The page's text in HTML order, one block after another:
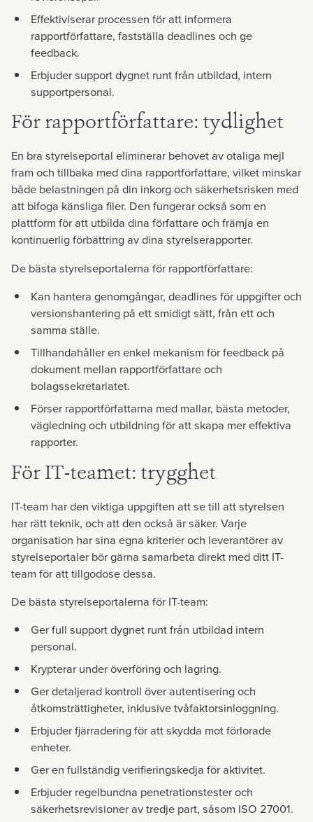
Effektiviserar processen för att informera
rapportförfattare, fastställa deadlines och ge
feedback.
Erbjuder support dygnet runt från utbildad, intern
supportpersonal.
För rapportförfattare: tydlighet
En bra styrelseportal eliminerar behovet av otaliga mejl
fram och tillbaka med dina rapportförfattare, vilket minskar
både belastningen på din inkorg och säkerhetsrisken med
att bifoga känsliga filer. Den fungerar också som en
plattform för att utbilda dina författare och främja en
kontinuerlig förbättring av dina styrelserapporter.
De bästa styrelseportalerna för rapportförfattare:
Kan hantera genomgångar, deadlines för uppgifter och
versionshantering på ett smidigt sätt, från ett och
samma ställe.
Tillhandahåller en enkel mekanism för feedback på
dokument mellan rapportförfattare och
bolagssekretariatet.
Förser rapportförfattarna med mallar, bästa metoder,
vägledning och utbildning för att skapa mer effektiva
rapporter.
För IT-teamet: trygghet
IT-team har den viktiga uppgiften att se till att styrelsen
har rätt teknik, och att den också är säker. Varje
organisation har sina egna kriterier och leverantörer av
styrelseportaler bör gärna samarbeta direkt med ditt IT-
team för att tillgodose dessa.
De bästa styrelseportalerna för IT-team:
Ger full support dygnet runt från utbildad intern
personal.
Krypterar under överföring och lagring.
Ger detaljerad kontroll över autentisering och
åtkomsträttigheter, inklusive tvåfaktorsinloggning.
Erbjuder fjärradering för att skydda mot förlorade
enheter.
Ger en fullständig verifieringskedja för aktivitet.
Erbjuder regelbundna penetrationstester och
säkerhetsrevisioner av tredje part, såsom ISO 27001.